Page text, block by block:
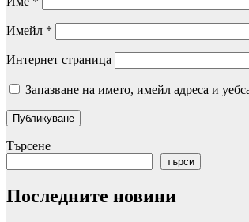
Имейл *
Интернет страница
Запазване на името, имейл адреса и
Търсене
търси
Последните новини